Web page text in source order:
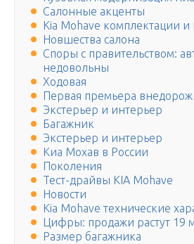
Салонные акценты
Kia Mohave комплектации
Новшества салона
Споры с правительством:
недовольны
Ходовая
Первая премьера
Экстерьер и интерьер
Багажник
Экстерьер и интерьер
Киа Мохав в России
Поколения
Тест-драйвы KIA Mohave
Новости
Kia Mohave технические
Цифры: продажи растут 19
Размер багажника